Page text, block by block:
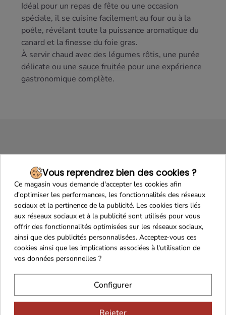
Idéal pour un repas de fête ou une occasion
spéciale, il se cuisine facilement au four ou à la
poêle, révélant toute la puissance aromatique du
canard et la finesse du foie gras.
À servir chaud avec des légumes rôtis, une purée
délicate ou une sauce fruitée pour une expérience
gastronomique complète.
Maison Familiale Paiement Sécurisé
Franco de port 79€
Vous reprendrez bien des cookies ?
Ce magasin vous demande d'accepter les cookies afin
d'optimiser les performances, les fonctionnalités des réseaux
sociaux et la pertinence de la publicité. Les cookies tiers liés
aux réseaux sociaux et à la publicité sont utilisés pour vous
offrir des fonctionnalités optimisées sur les réseaux sociaux,
ainsi que des publicités personnalisées. Acceptez-vous ces
cookies ainsi que les implications associées à l'utilisation de
vos données personnelles ?
Configurer